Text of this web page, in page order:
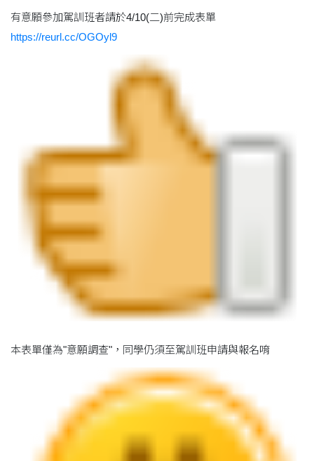
有意願參加駕訓班者請於4/10(二)前完成表單
https://reurl.cc/OGOyl9
本表單僅為"意願調查"，同學仍須至駕訓班申請與報名唷